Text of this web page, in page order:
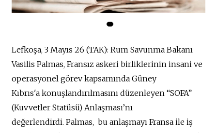
Lefkoşa, 3 Mayıs 26 (TAK): Rum Savunma Bakanı
Vasilis Palmas, Fransız askeri birliklerinin insani ve
operasyonel görev kapsamında Güney
Kıbrıs'a konuşlandırılmasını düzenleyen “SOFA”
(Kuvvetler Statüsü) Anlaşması’nı
değerlendirdi. Palmas, bu anlaşmayı Fransa ile iş